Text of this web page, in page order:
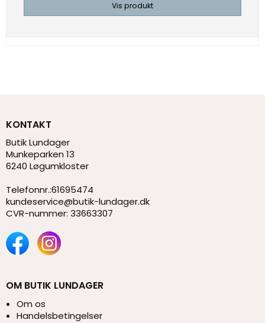
Vis produkt
KONTAKT
Butik Lundager
Munkeparken 13
6240 Løgumkloster
Telefonnr.:61695474
kundeservice@butik-lundager.dk
CVR-nummer: 33663307
OM BUTIK LUNDAGER
Om os
Handelsbetingelser